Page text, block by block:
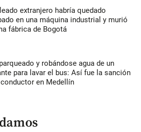
extranjero habría quedado
en una máquina industrial y murió
fábrica de Bogotá
y robándose agua de un
para lavar el bus: Así fue la sanción
en Medellín